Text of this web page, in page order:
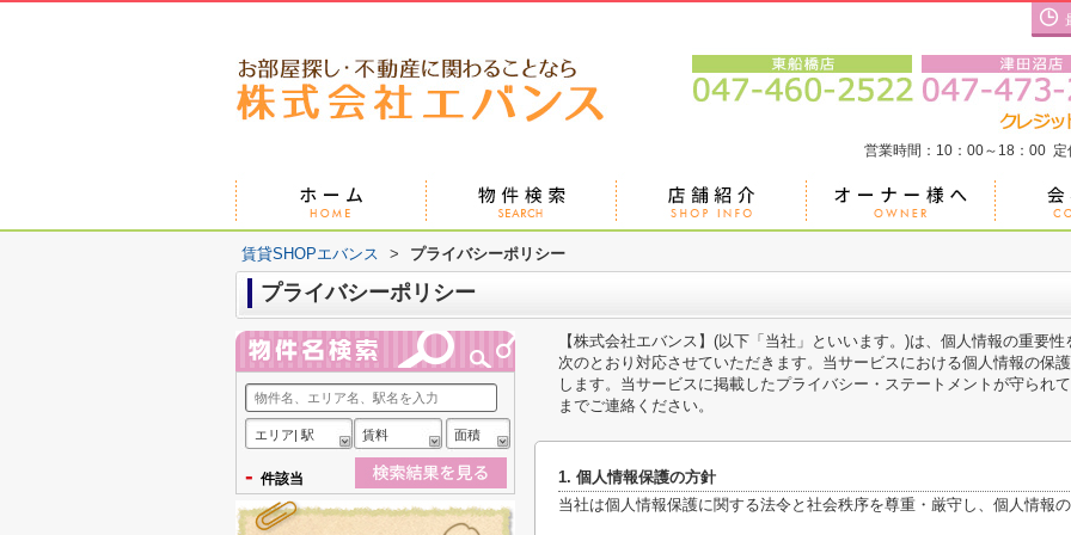
営業時間：10：00～18：00
賃貸SHOPエバンス > プライバシーポリシー
プライバシーポリシー
【株式会社エバンス】(以下「当社」といいます。)は、個人情報の重要
次のとおり対応させていただきます。当サービスにおける個人情報の保
します。当サービスに掲載したプライバシー・ステートメントが守られ
までご連絡ください。
1. 個人情報保護の方針
当社は個人情報保護に関する法令と社会秩序を尊重・厳守し、個人情報
エリア| 駅 賃料 面積
- 件該当